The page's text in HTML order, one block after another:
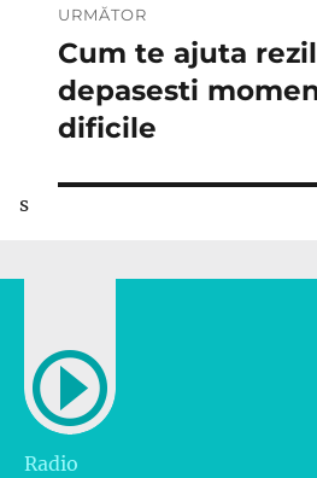
URMĂTOR
Articolul
următor:
Cum te ajuta
depasesti
dificile
s
Radio